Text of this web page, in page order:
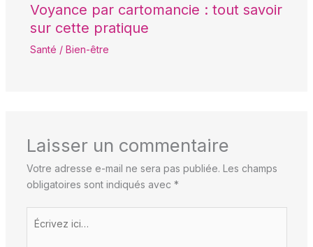
Voyance par cartomancie : tout savoir
sur cette pratique
Santé / Bien-être
Laisser un commentaire
Votre adresse e-mail ne sera pas publiée. Les champs
obligatoires sont indiqués avec *
ici…